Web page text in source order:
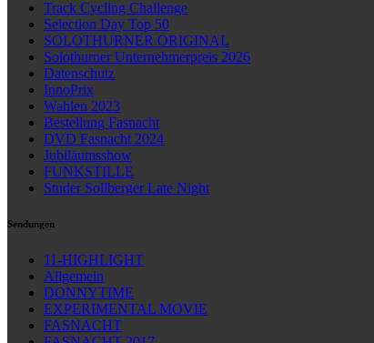
Track Cycling Challenge
Selection Day Top 50
SOLOTHURNER ORIGINAL
Solothurner Unternehmerpreis 2026
Datenschutz
InnoPrix
Wahlen 2023
Bestellung Fasnacht
DVD Fasnacht 2024
Jubiläumsshow
FUNKSTILLE
Studer Sollberger Late Night
Sendungen
11-HIGHLIGHT
Allgemein
DONNYTIME
EXPERIMENTAL MOVIE
FASNACHT